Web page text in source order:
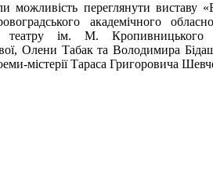
можливість переглянути виставу
академічного
театру ім. М. Кропивницького
Олени Табак та Володимира
містерії Тараса Григоровича